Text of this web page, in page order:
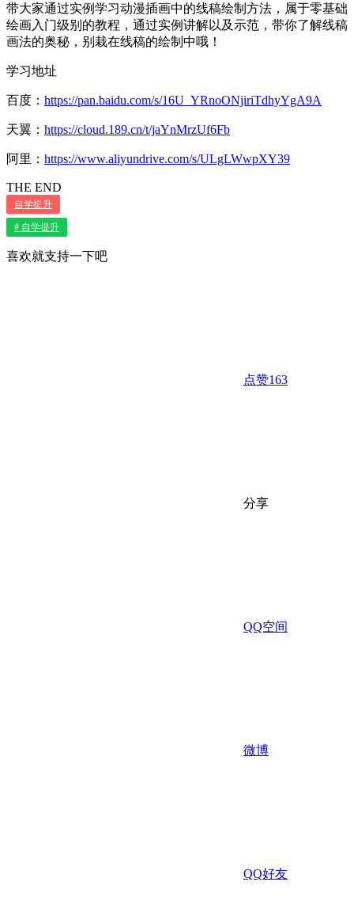
带大家通过实例学习动漫插画中的线稿绘制方法，属于零基础
绘画入门级别的教程，通过实例讲解以及示范，带你了解线稿
画法的奥秘，别栽在线稿的绘制中哦！
学习地址
百度： https://pan.baidu.com/s/16U_YRnoONjiriTdhyYgA9A
天翼： https://cloud.189.cn/t/jaYnMrzUf6Fb
阿里： https://www.aliyundrive.com/s/ULgLWwpXY39
THE END
自学提升
# 自学提升
喜欢就支持一下吧
点赞163
分享
QQ空间
微博
QQ好友